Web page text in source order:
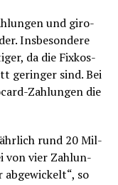
und giro­
Ins­be­son­de­re
da die Fix­kos­
gerin­ger sind. Bei
Zah­lun­gen die
rund 20 Mil­
von vier Zah­lun­
abge­wi­ckelt“, so